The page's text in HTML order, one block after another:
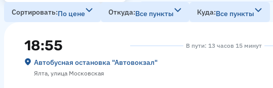
Сортировать По цене Откуда Все пункты Куда Все пункты
18:55
Автобусная остановка "Автовокзал"
Ялта, улица Московская
В пути: 13 часов 15 минут